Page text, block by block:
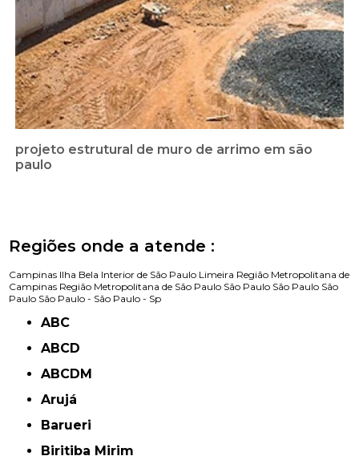
projeto estrutural de muro de arrimo em são
paulo
Regiões onde a atende :
Campinas Ilha Bela Interior de São Paulo Limeira Região Metropolitana de
Campinas Região Metropolitana de São Paulo São Paulo São Paulo São
Paulo São Paulo - São Paulo - Sp
ABC
ABCD
ABCDM
Arujá
Barueri
Biritiba Mirim